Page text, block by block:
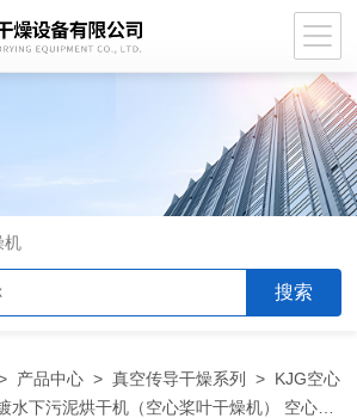
机
产品中心 >真空传导干燥系列 > KJG空心
水下污泥烘干机（空心桨叶干燥机） 空心桨